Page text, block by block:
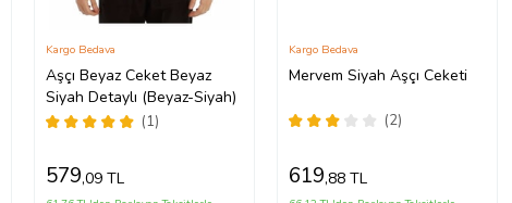
Aşçı Beyaz Ceket Beyaz
Siyah Detaylı (Beyaz-Siyah)
(1)
Kargo Bedava
579,09 TL
Mervem Siyah Aşçı Ceketi
(2)
Kargo Bedava
619,88 TL